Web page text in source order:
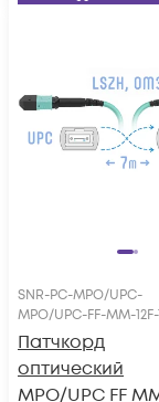
SNR-PC-MPO/UPC-
MPO/UPC-FF-MM-
Патчкорд
оптический
MPO/UPC FF